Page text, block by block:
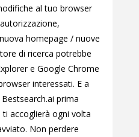
al tuo browser
homepage / nuove
di ricerca potrebbe
e Google Chrome
interessati. E a
prima
ti accoglierà ogni volta
Non perdere